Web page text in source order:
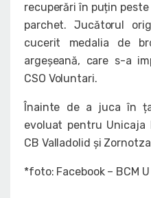
recuperări în puțin
parchet. Jucătorul
cucerit medalia de
argeșeană, care s-a
CSO Voluntari.
Înainte de a juca în
evoluat pentru Unicaja
CB Valladolid și
*foto: Facebook – BCM